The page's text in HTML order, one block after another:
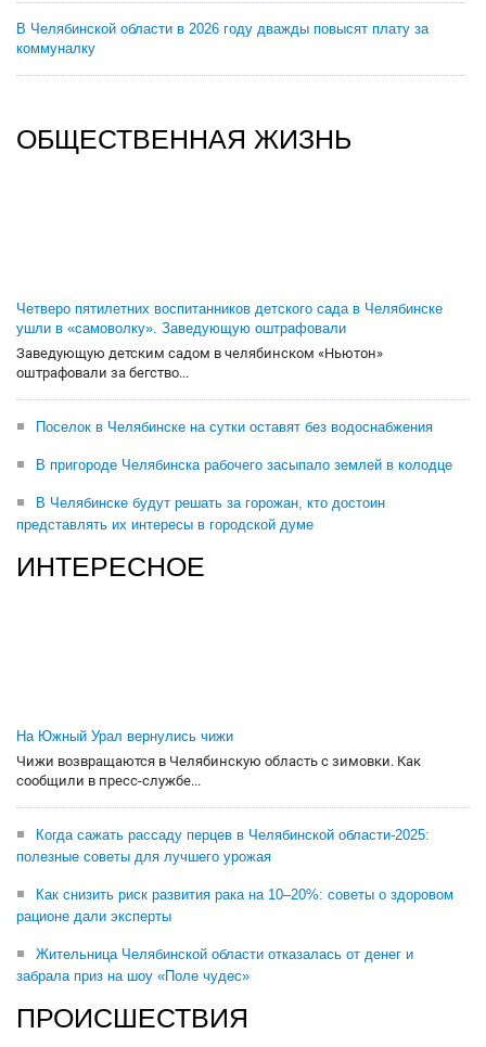
В Челябинской области в 2026 году дважды повысят плату за
коммуналку
ОБЩЕСТВЕННАЯ ЖИЗНЬ
Четверо пятилетних воспитанников детского сада в Челябинске
ушли в «самоволку». Заведующую оштрафовали
Заведующую детским садом в челябинском «Ньютон»
оштрафовали за бегство...
Поселок в Челябинске на сутки оставят без водоснабжения
В пригороде Челябинска рабочего засыпало землей в колодце
В Челябинске будут решать за горожан, кто достоин
представлять их интересы в городской думе
ИНТЕРЕСНОЕ
На Южный Урал вернулись чижи
Чижи возвращаются в Челябинскую область с зимовки. Как
сообщили в пресс-службе...
Когда сажать рассаду перцев в Челябинской области-2025:
полезные советы для лучшего урожая
Как снизить риск развития рака на 10–20%: советы о здоровом
рационе дали эксперты
Жительница Челябинской области отказалась от денег и
забрала приз на шоу «Поле чудес»
ПРОИСШЕСТВИЯ